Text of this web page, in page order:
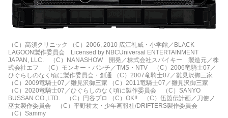
（C）高須クリニック （C）2006, 2010 広江礼威・小学館／BLACK
LAGOON製作委員会 Licensed by NBCUniversal ENTERTAINMENT
JAPAN, LLC. （C）NANASHOW 開発／株式会社スパイキー 製造元／株
式会社エフ （C）モンキー・パンチ／TMS・NTV （C）2006竜騎士07／
ひぐらしのなく頃に製作委員会・創通 （C）2007竜騎士07／雛見沢御三家
（C）2009竜騎士07／雛見沢御三家 （C）2011竜騎士07／雛見沢御三家
（C）2020竜騎士07／ひぐらしのなく頃に製作委員会 （C）SANYO
BUSSAN CO.,LTD. （C）円谷プロ （C）OK!! （C）伍箇伝計画／刀使ノ
巫女製作委員会 （C）平野耕太・少年画報社/DRIFTERS製作委員会
（C）Sammy